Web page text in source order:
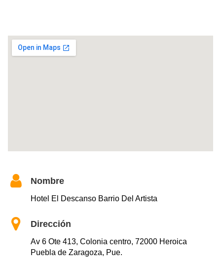
Nombre
Hotel El Descanso Barrio Del Artista
Dirección
Av 6 Ote 413, Colonia centro, 72000 Heroica
Puebla de Zaragoza, Pue.